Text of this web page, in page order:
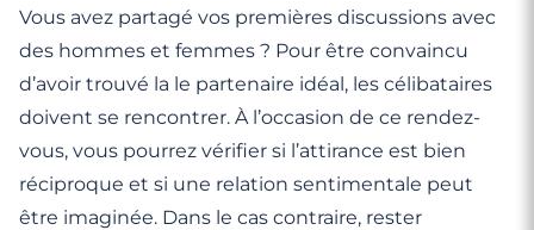
Vous avez partagé vos premières discussions avec
des hommes et femmes ? Pour être convaincu
d’avoir trouvé la le partenaire idéal, les célibataires
doivent se rencontrer. À l’occasion de ce rendez-
vous, vous pourrez vérifier si l’attirance est bien
réciproque et si une relation sentimentale peut
être imaginée. Dans le cas contraire, rester